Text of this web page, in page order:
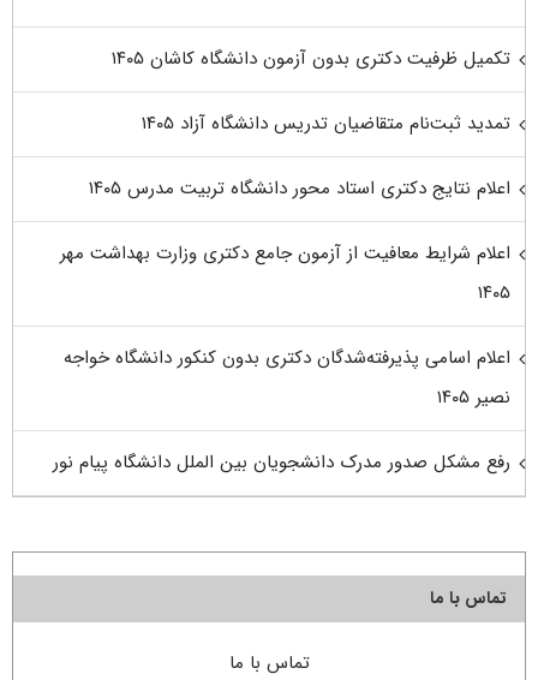
تکمیل ظرفیت دکتری بدون آزمون دانشگاه کاشان ۱۴۰۵
تمدید ثبت‌نام متقاضیان تدریس دانشگاه آزاد ۱۴۰۵
اعلام نتایج دکتری استاد محور دانشگاه تربیت مدرس ۱۴۰۵
اعلام شرایط معافیت از آزمون جامع دکتری وزارت بهداشت مهر
۱۴۰۵
اعلام اسامی پذیرفته‌شدگان دکتری بدون کنکور دانشگاه خواجه
نصیر ۱۴۰۵
رفع مشکل صدور مدرک دانشجویان بین الملل دانشگاه پیام نور
تماس با ما
تماس با ما